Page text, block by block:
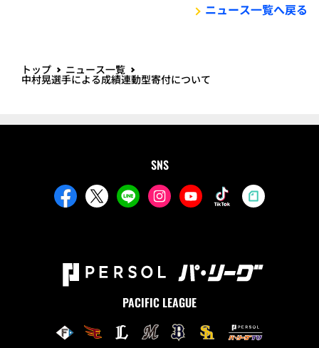
ニュース一覧へ戻る
トップ ニュース一覧
中村晃選手による成績連動型寄付について
SNS
PACIFIC LEAGUE